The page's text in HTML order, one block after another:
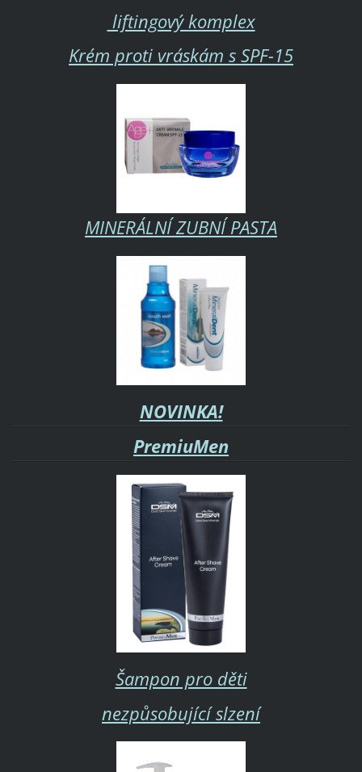
liftingový komplex
Krém proti vráskám s SPF-15
MINERÁLNÍ ZUBNÍ PASTA
NOVINKA!
PremiuMen
Šampon pro děti
nezpůsobující slzení